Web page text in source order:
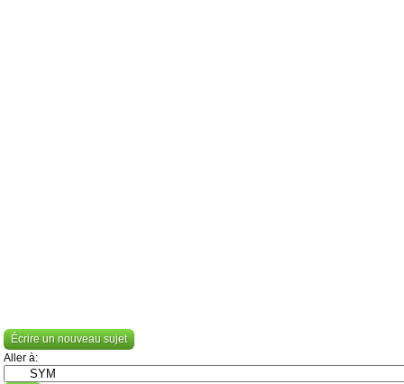
Écrire un nouveau sujet
Aller à: